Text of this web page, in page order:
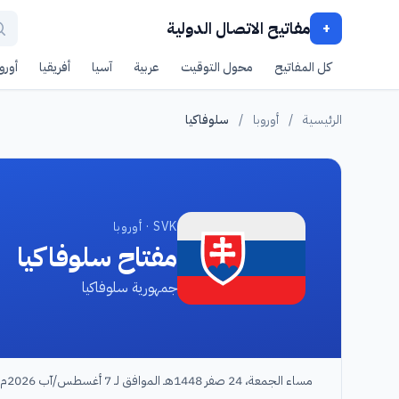
+ مفاتيح الاتصال الدولية
كل المفاتيح محول التوقيت عربية آسيا أفريقيا
الرئيسية / أوروبا / سلوفاكيا
SVK · أوروبا
مفتاح سلوفاكيا
جمهورية سلوفاكيا
مساء الجمعة، 24 صفر 1448هـ الموافق لـ 7 أغسطس/آب 2026م